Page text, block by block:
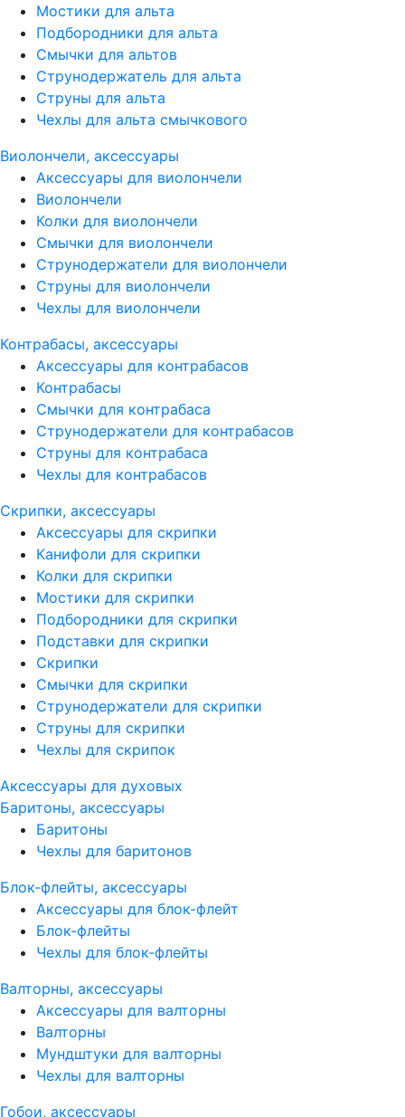
Мостики для альта
Подбородники для альта
Смычки для альтов
Струнодержатель для альта
Струны для альта
Чехлы для альта смычкового
Виолончели, аксессуары
Аксессуары для виолончели
Виолончели
Колки для виолончели
Смычки для виолончели
Струнодержатели для виолончели
Струны для виолончели
Чехлы для виолончели
Контрабасы, аксессуары
Аксессуары для контрабасов
Контрабасы
Смычки для контрабаса
Струнодержатели для контрабасов
Струны для контрабаса
Чехлы для контрабасов
Скрипки, аксессуары
Аксессуары для скрипки
Канифоли для скрипки
Колки для скрипки
Мостики для скрипки
Подбородники для скрипки
Подставки для скрипки
Скрипки
Смычки для скрипки
Струнодержатели для скрипки
Струны для скрипки
Чехлы для скрипок
Аксессуары для духовых
Баритоны, аксессуары
Баритоны
Чехлы для баритонов
Блок-флейты, аксессуары
Аксессуары для блок-флейт
Блок-флейты
Чехлы для блок-флейты
Валторны, аксессуары
Аксессуары для валторны
Валторны
Мундштуки для валторны
Чехлы для валторны
Гобои, аксессуары